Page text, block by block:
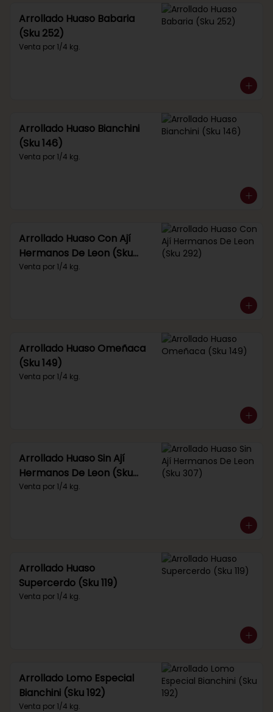
Arrollado Huaso Babaria
(Sku 252)
Venta por 1/4 kg.
Arrollado Huaso Bianchini
(Sku 146)
Venta por 1/4 kg.
Arrollado Huaso Con Ají
Hermanos De Leon (Sku
292)
Venta por 1/4 kg.
Arrollado Huaso Omeñaca
(Sku 149)
Venta por 1/4 kg.
Arrollado Huaso Sin Ají
Hermanos De Leon (Sku
307)
Venta por 1/4 kg.
Arrollado Huaso
Supercerdo (Sku 119)
Venta por 1/4 kg.
Arrollado Lomo Especial
Bianchini (Sku 192)
Venta por 1/4 kg.